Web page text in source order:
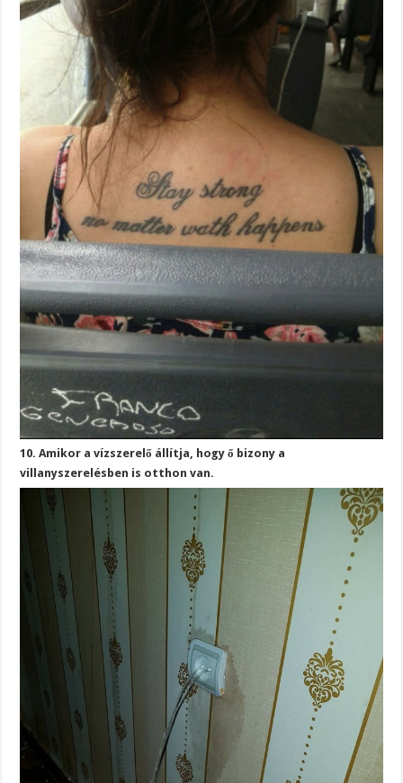
10. Amikor a vízszerelő állítja, hogy ő bizony a
villanyszerelésben is otthon van.